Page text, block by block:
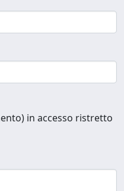
in accesso ristretto